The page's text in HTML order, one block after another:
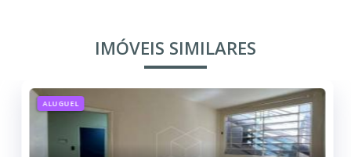
IMÓVEIS SIMILARES
ALUGUEL